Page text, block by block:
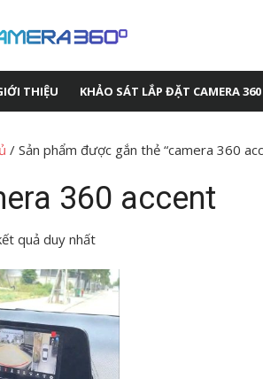
THIỆU KHẢO SÁT LẮP ĐẶT CAMERA
/ Sản phẩm được gắn thẻ “camera 360
360 accent
quả duy nhất